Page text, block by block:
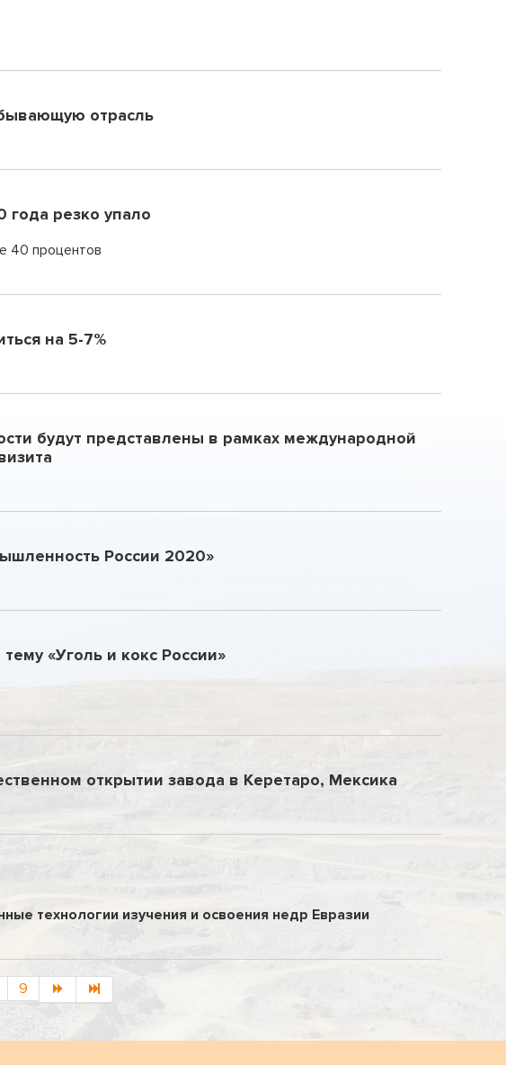
отрасль
года резко упало
40 процентов
на 5-7%
будут представлены в рамках международной
России 2020»
«Уголь и кокс России»
открытии завода в Керетаро, Мексика
технологии изучения и освоения недр Евразии
9